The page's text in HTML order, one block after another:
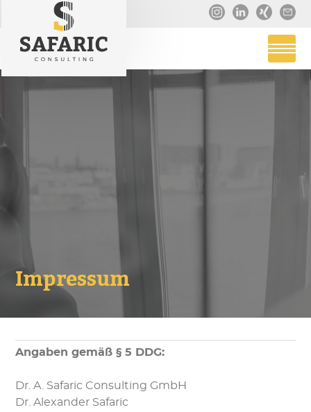
Impressum
Angaben gemäß § 5 DDG:
Dr. A. Safaric Consulting GmbH
Dr. Alexander Safaric